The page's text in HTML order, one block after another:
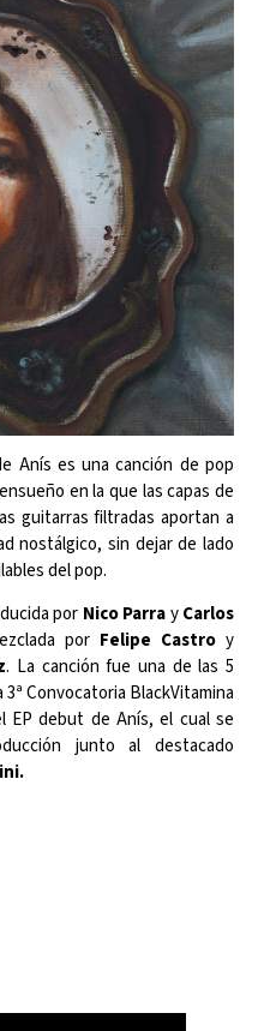
Anís es una canción de pop
en la que las capas de
guitarras filtradas aportan a
nostálgico, sin dejar de lado
del pop.
por Nico ParrayCarlos
por Felipe Castro y
. La canción fue una de las 5
Convocatoria BlackVitamina
EP debut de Anís, el cual se
junto al destacado